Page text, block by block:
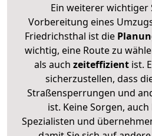
Ein weiterer wichtiger
Vorbereitung eines
Friedrichsthal ist die
wichtig, eine Route zu
als auch zeiteffizientist.
sicherzustellen, dass
Straßensperrungen und
ist. Keine Sorgen,
Spezialisten und